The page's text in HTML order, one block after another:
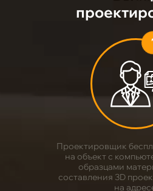
Проектировщик
на объект с
образцами
составления 3D
на